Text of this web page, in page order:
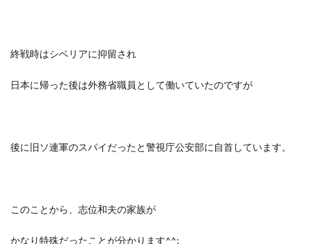
終戦時はシベリアに抑留され
日本に帰った後は外務省職員として働いていたのですが
後に旧ソ連軍のスパイだったと警視庁公安部に自首しています。
このことから、志位和夫の家族が
かなり特殊だったことが分かります^^;